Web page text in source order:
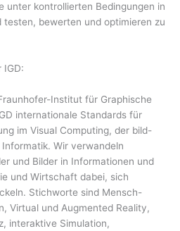
unter kontrollierten Bedingungen in
testen, bewerten und optimieren zu
IGD:
Institut für Graphische
internationale Standards für
im Visual Computing, der bild-
Wir verwandeln
und Bilder in Informationen und
und Wirtschaft dabei, sich
Stichworte sind Mensch-
Virtual und Augmented Reality,
interaktive Simulation,